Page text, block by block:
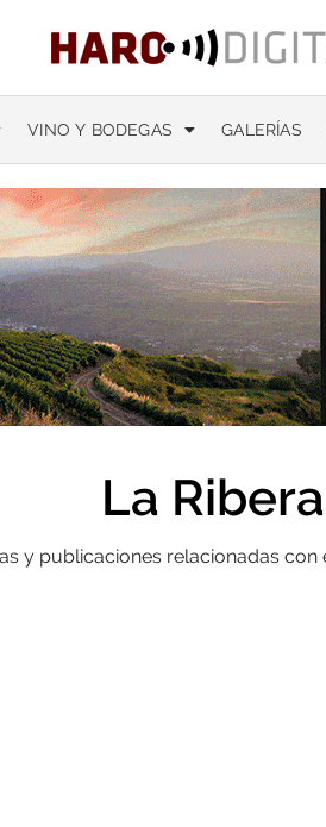
VINO Y BODEGAS GALERÍAS
La Ribera
y publicaciones relacionadas con